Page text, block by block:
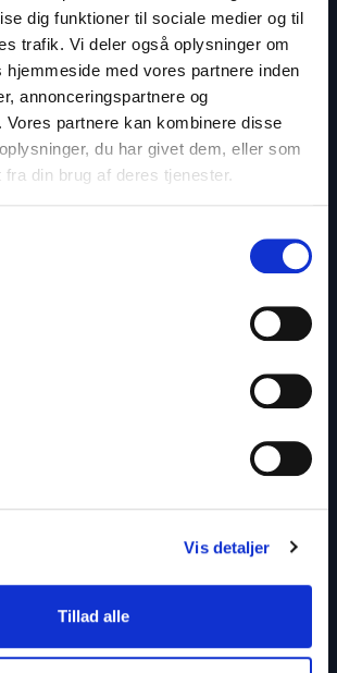
dig funktioner til sociale medier og til
trafik. Vi deler også oplysninger om
hjemmeside med vores partnere inden
annonceringspartnere og
Vores partnere kan kombinere disse
du har givet dem, eller som
din brug af deres tjenester.
Vis detaljer
Tillad alle
direkte i din indbakke
nyhedsbrev og få løbende gode
til dine arrangementer.
inden for alle prisklasser, så hvad
tale om store arrangementer,
eller debatskabende grupper, så
kontakten mellem dig og din
foredragsholder.